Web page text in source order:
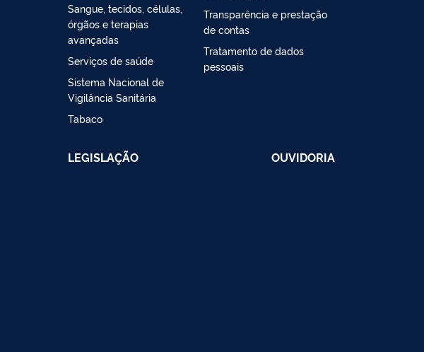
Sangue, tecidos, células,
órgãos e terapias
avançadas
Serviços de saúde
Sistema Nacional de
Vigilância Sanitária
Tabaco
Transparência e prestação
de contas
Tratamento de dados
pessoais
LEGISLAÇÃO OUVIDORIA